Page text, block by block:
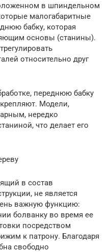
в шпиндельном
малогабаритные
бабку, которая
основы (станины).
относительно друг
переднюю бабку
Модели,
нередко
что делает его
в состав
не является
важную функцию:
болванку во время ее
посредством
к патрону. Благодаря
свободно